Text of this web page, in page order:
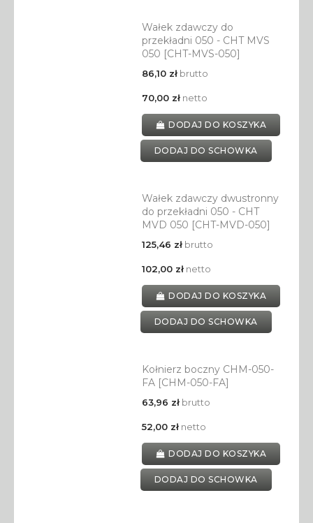
Wałek zdawczy do
przekładni 050 - CHT MVS
050 [CHT-MVS-050]
86,10 złbrutto
70,00 złnetto
DODAJ DO KOSZYKA
DODAJ DO SCHOWKA
Wałek zdawczy dwustronny
do przekładni 050 - CHT
MVD 050 [CHT-MVD-050]
125,46 złbrutto
102,00 złnetto
DODAJ DO KOSZYKA
DODAJ DO SCHOWKA
Kołnierz boczny CHM-050-
FA [CHM-050-FA]
63,96 złbrutto
52,00 złnetto
DODAJ DO KOSZYKA
DODAJ DO SCHOWKA